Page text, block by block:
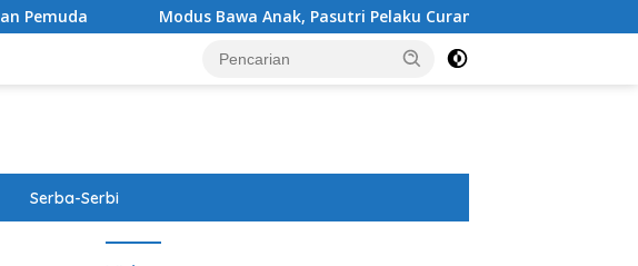
Modus Bawa Anak, Pasutri Pelaku Curanmor di Sukabumi Ditangkap Polisi
Serba-Serbi